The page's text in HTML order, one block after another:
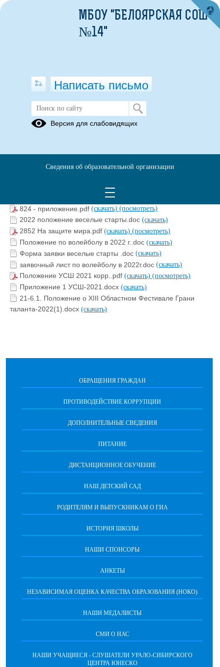
ПОЛОЖЕНИЕ О КОНКУРСАХ
Учитель - женщина в шляпке конкурс.docx
824 - МОУО. ПОУ - Киргинцева.pdf
824 - приложение.pdf (скачать) (посмотреть)
2022 положение веселые старты.doc (скачать)
2852 На защите мира.pdf (скачать) (посмотреть)
Положение по волейболу в 2022 г..doc (скачать)
Форма заявки веселые старты .doc (скачать)
заявочный лист по волейболу в 2022г.doc (скачать)
Положение УСШ 2021 корр..pdf (скачать) (посмотреть)
Приложение 1 УСШ-2021.docx (скачать)
21-6.1. Положение о XIII Областном Фестивале Грани
таланта-2022(1).docx (скачать)
ОБРАЩЕНИЯ ГРАЖДАН
ПРОТИВОДЕЙСТВИЕ КОРРУПЦИИ
ДОПОЛНИТЕЛЬНЫЕ СВЕДЕНИЯ
ПИТАНИЕ
ДИСТАНЦИОННОЕ ОБУЧЕНИЕ
НАШ ДЕТСКИЙ САД
РОДИТЕЛЯМ И ВЫПУСКНИКАМ О ГИА
ИСТОРИЯ ШКОЛЫ
НАШИ СПОНСОРЫ
АНКЕТЫ
НЕЗАВИСИМАЯ ОЦЕНКА КАЧЕСТВА ОБРАЗОВАНИЯ (НОКО)
НАШИ МЕДАЛИСТЫ
СМИ О НАС
НАШИ УЧАЩИЕСЯ - СЛУШАТЕЛИ УРАЛО-СИБИРСКОГО
ЦЕНТРА ЮНЕСКО
МБОУ "БЕЛОЯРСКАЯ СОШ
№14"
Написать письмо
Версия для слабовидящих
Сведения об образовательной организации